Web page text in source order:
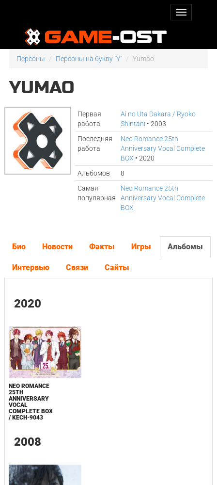
Персоны Персоны на букву "Y" Yumao
YUMAO
Первая
работа
Ai no Uta Dakara / Ryoko
Shintani • 2003
Последняя
работа
Neo Romance 25th
Anniversary Vocal Complete
BOX • 2020
Альбомов
8
Самая
популярная
Neo Romance 25th
Anniversary Vocal Complete
BOX
Био Новости Факты Игры Альбомы
Интервью Связи Сайты
2020
NEO ROMANCE
25TH
ANNIVERSARY
VOCAL
COMPLETE BOX
/ KECH-9043
2008